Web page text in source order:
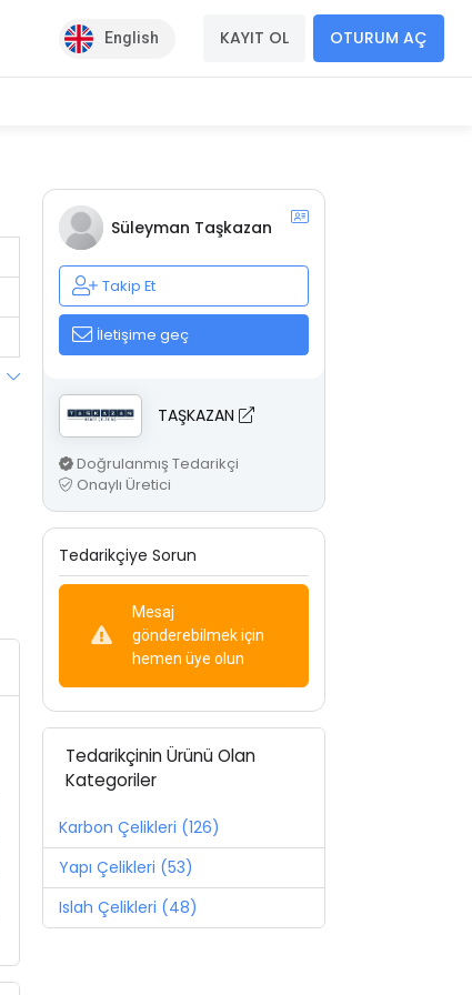
English KAYIT OL OTURUM AÇ
Süleyman Taşkazan
Takip Et
İletişime geç
TAŞKAZAN
Doğrulanmış Tedarikçi
Onaylı Üretici
Tedarikçiye Sorun
Mesaj
gönderebilmek için
hemen üye olun
Tedarikçinin Ürünü Olan
Kategoriler
Karbon Çelikleri (126)
Yapı Çelikleri (53)
Islah Çelikleri (48)